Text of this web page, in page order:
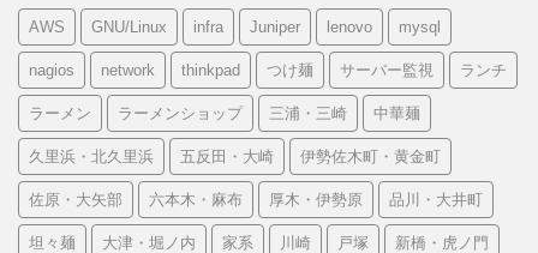
AWS GNU/Linux infra Juniper lenovo mysql
nagios network thinkpad つけ麺 サーバー監視 ランチ
ラーメン ラーメンショップ 三浦・三崎 中華麺
久里浜・北久里浜 五反田・大崎 伊勢佐木町・黄金町
佐原・大矢部 六本木・麻布 厚木・伊勢原 品川・大井町
坦々麺 大津・堀ノ内 家系 川崎 戸塚 新橋・虎ノ門